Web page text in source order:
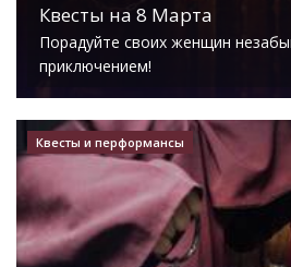
Квесты на 8 Марта
Порадуйте своих женщин
приключением!
Квесты и перформансы